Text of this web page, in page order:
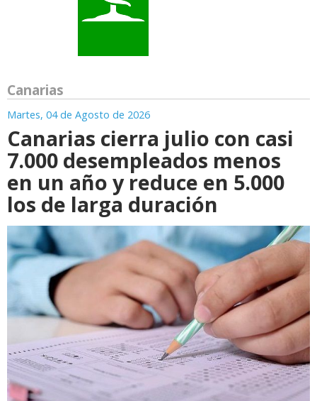
Canarias
Martes, 04 de Agosto de 2026
Canarias cierra julio con casi
7.000 desempleados menos
en un año y reduce en 5.000
los de larga duración